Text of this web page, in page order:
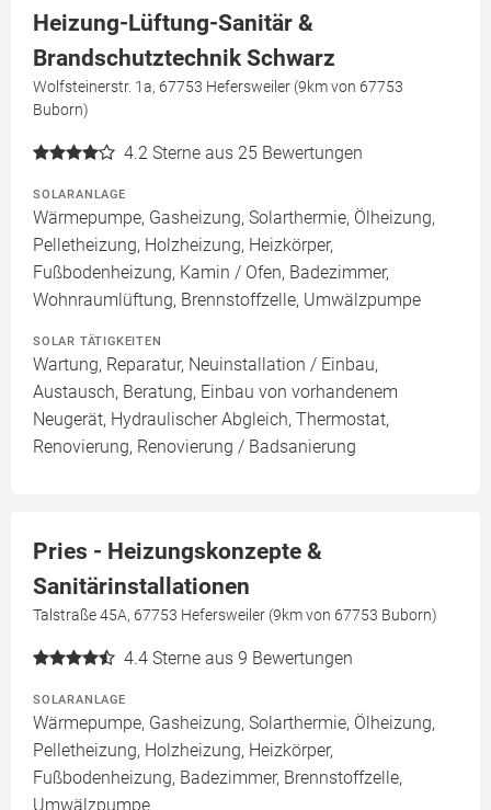
Heizung-Lüftung-Sanitär &
Brandschutztechnik Schwarz
Wolfsteinerstr. 1a, 67753 Hefersweiler (9km von 67753
Buborn)
4.2 Sterne aus 25 Bewertungen
SOLARANLAGE
Wärmepumpe, Gasheizung, Solarthermie, Ölheizung,
Pelletheizung, Holzheizung, Heizkörper,
Fußbodenheizung, Kamin / Ofen, Badezimmer,
Wohnraumlüftung, Brennstoffzelle, Umwälzpumpe
SOLAR TÄTIGKEITEN
Wartung, Reparatur, Neuinstallation / Einbau,
Austausch, Beratung, Einbau von vorhandenem
Neugerät, Hydraulischer Abgleich, Thermostat,
Renovierung, Renovierung / Badsanierung
Pries - Heizungskonzepte &
Sanitärinstallationen
Talstraße 45A, 67753 Hefersweiler (9km von 67753 Buborn)
4.4 Sterne aus 9 Bewertungen
SOLARANLAGE
Wärmepumpe, Gasheizung, Solarthermie, Ölheizung,
Pelletheizung, Holzheizung, Heizkörper,
Fußbodenheizung, Badezimmer, Brennstoffzelle,
Umwälzpumpe